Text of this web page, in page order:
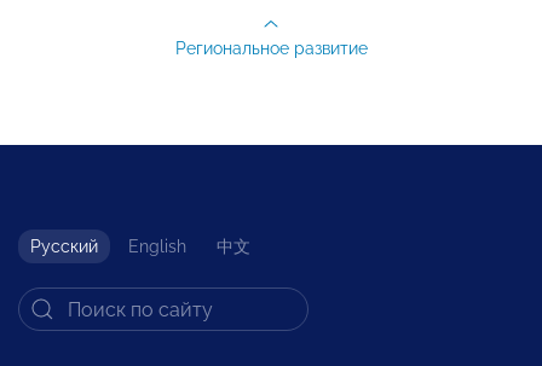
Региональное развитие
Русский English 中文